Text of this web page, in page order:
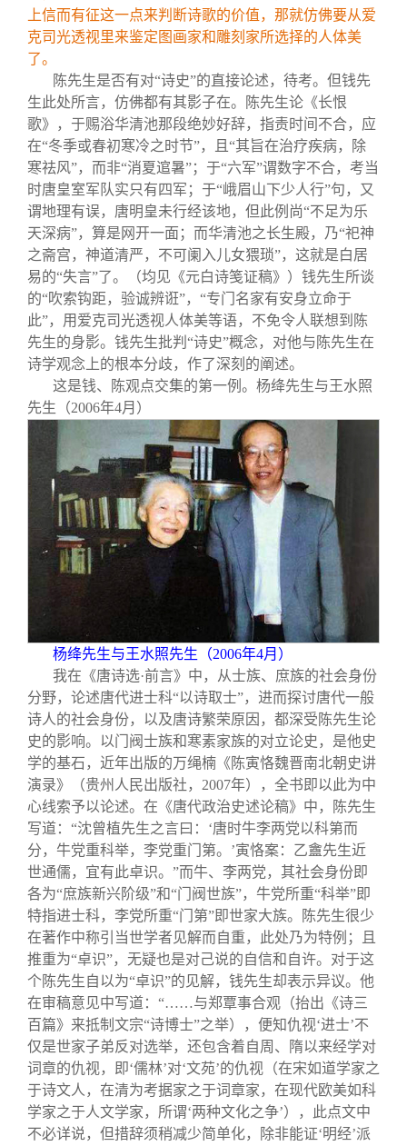
上信而有征这一点来判断诗歌的价值，那就仿佛要从爱
克司光透视里来鉴定图画家和雕刻家所选择的人体美
了。
陈先生是否有对“诗史”的直接论述，待考。但钱先
生此处所言，仿佛都有其影子在。陈先生论《长恨
歌》，于赐浴华清池那段绝妙好辞，指责时间不合，应
在“冬季或春初寒冷之时节”，且“其旨在治疗疾病，除
寒祛风”，而非“消夏逭暑”；于“六军”谓数字不合，考当
时唐皇室军队实只有四军；于“峨眉山下少人行”句，又
谓地理有误，唐明皇未行经该地，但此例尚“不足为乐
天深病”，算是网开一面；而华清池之长生殿，乃“祀神
之斋宫，神道清严，不可阑入儿女猥琐”，这就是白居
易的“失言”了。（均见《元白诗笺证稿》）钱先生所谈
的“吹索钩距，验诚辨诳”，“专门名家有安身立命于
此”，用爱克司光透视人体美等语，不免令人联想到陈
先生的身影。钱先生批判“诗史”概念，对他与陈先生在
诗学观念上的根本分歧，作了深刻的阐述。
这是钱、陈观点交集的第一例。杨绛先生与王水照
先生（2006年4月）
杨绛先生与王水照先生（2006年4月）
我在《唐诗选·前言》中，从士族、庶族的社会身份
分野，论述唐代进士科“以诗取士”，进而探讨唐代一般
诗人的社会身份，以及唐诗繁荣原因，都深受陈先生论
史的影响。以门阀士族和寒素家族的对立论史，是他史
学的基石，近年出版的万绳楠《陈寅恪魏晋南北朝史讲
演录》（贵州人民出版社，2007年），全书即以此为中
心线索予以论述。在《唐代政治史述论稿》中，陈先生
写道：“沈曾植先生之言曰：‘唐时牛李两党以科第而
分，牛党重科举，李党重门第。’寅恪案：乙盦先生近
世通儒，宜有此卓识。”而牛、李两党，其社会身份即
各为“庶族新兴阶级”和“门阀世族”，牛党所重“科举”即
特指进士科，李党所重“门第”即世家大族。陈先生很少
在著作中称引当世学者见解而自重，此处乃为特例；且
推重为“卓识”，无疑也是对己说的自信和自许。对于这
个陈先生自以为“卓识”的见解，钱先生却表示异议。他
在审稿意见中写道：“……与郑覃事合观（抬出《诗三
百篇》来抵制文宗“诗博士”之举），便知仇视‘进士’不
仅是世家子弟反对选举，还包含着自周、隋以来经学对
词章的仇视，即‘儒林’对‘文苑’的仇视（在宋如道学家之
于诗文人，在清为考据家之于词章家，在现代欧美如科
学家之于人文学家，所谓‘两种文化之争’），此点文中
不必详说，但措辞须稍减少简单化，除非能证‘明经’派